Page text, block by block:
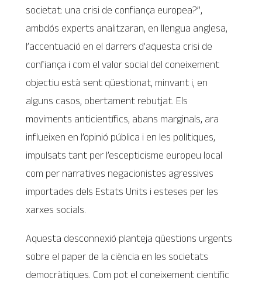
societat: una crisi de confiança europea?”,
ambdós experts analitzaran, en llengua anglesa,
l’accentuació en el darrers d’aquesta crisi de
confiança i com el valor social del coneixement
objectiu està sent qüestionat, minvant i, en
alguns casos, obertament rebutjat. Els
moviments anticientífics, abans marginals, ara
influeixen en l’opinió pública i en les polítiques,
impulsats tant per l’escepticisme europeu local
com per narratives negacionistes agressives
importades dels Estats Units i esteses per les
xarxes socials.
Aquesta desconnexió planteja qüestions urgents
sobre el paper de la ciència en les societats
democràtiques. Com pot el coneixement científic